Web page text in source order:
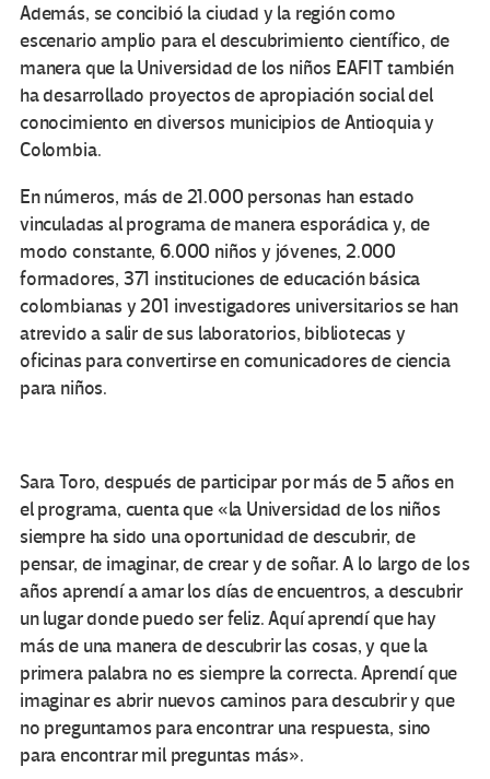
Además, se concibió la ciudad y la región como
escenario amplio para el descubrimiento científico, de
manera que la Universidad de los niños EAFIT también
ha desarrollado proyectos de apropiación social del
conocimiento en diversos municipios de Antioquia y
Colombia.
En números, más de 21.000 personas han estado
vinculadas al programa de manera esporádica y, de
modo constante, 6.000 niños y jóvenes, 2.000
formadores, 371 instituciones de educación básica
colombianas y 201 investigadores universitarios se han
atrevido a salir de sus laboratorios, bibliotecas y
oficinas para convertirse en comunicadores de ciencia
para niños.
Sara Toro, después de participar por más de 5 años en
el programa, cuenta que «la Universidad de los niños
siempre ha sido una oportunidad de descubrir, de
pensar, de imaginar, de crear y de soñar. A lo largo de los
años aprendí a amar los días de encuentros, a descubrir
un lugar donde puedo ser feliz. Aquí aprendí que hay
más de una manera de descubrir las cosas, y que la
primera palabra no es siempre la correcta. Aprendí que
imaginar es abrir nuevos caminos para descubrir y que
no preguntamos para encontrar una respuesta, sino
para encontrar mil preguntas más».